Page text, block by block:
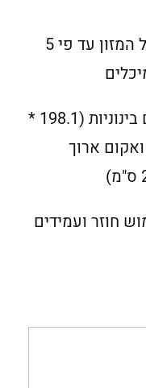
אוטמי ואקום שומרים על המזון עד פי 5
מגיע עם 5 שקיות ואקום בינוניות (198.1 *
ואקום ארוך
חוזר ועמידים